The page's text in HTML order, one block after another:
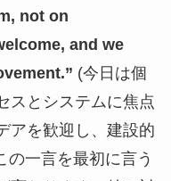
not on
and we
(今日は個
スとシステムに焦点
アを歓迎し、建設的
一言を最初に言う